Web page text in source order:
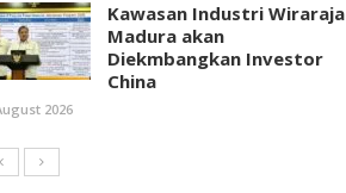
Kawasan Industri Wiraraja
Madura akan
Diekmbangkan Investor
China
2026